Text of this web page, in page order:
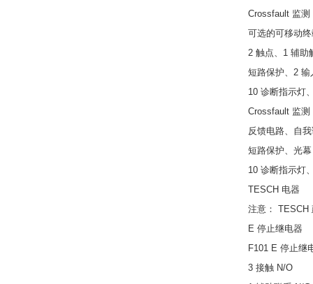
Crossfault 监测
可选的可移动
2 触点、1 辅助
短路保护、2
10 诊断指示灯
Crossfault 监测
反馈电路、自
短路保护、光
10 诊断指示灯
TESCH 电器
注意： TESCH
E 停止继电器
F101 E 停止继
3 接触 N/O